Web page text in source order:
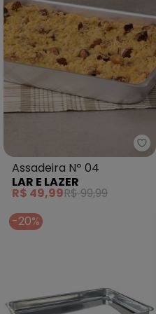
Lazer - Forma para Bolo
Assadeira Nº 04
LAR E LAZER
R$ 49,99R$ 99,99
-20%